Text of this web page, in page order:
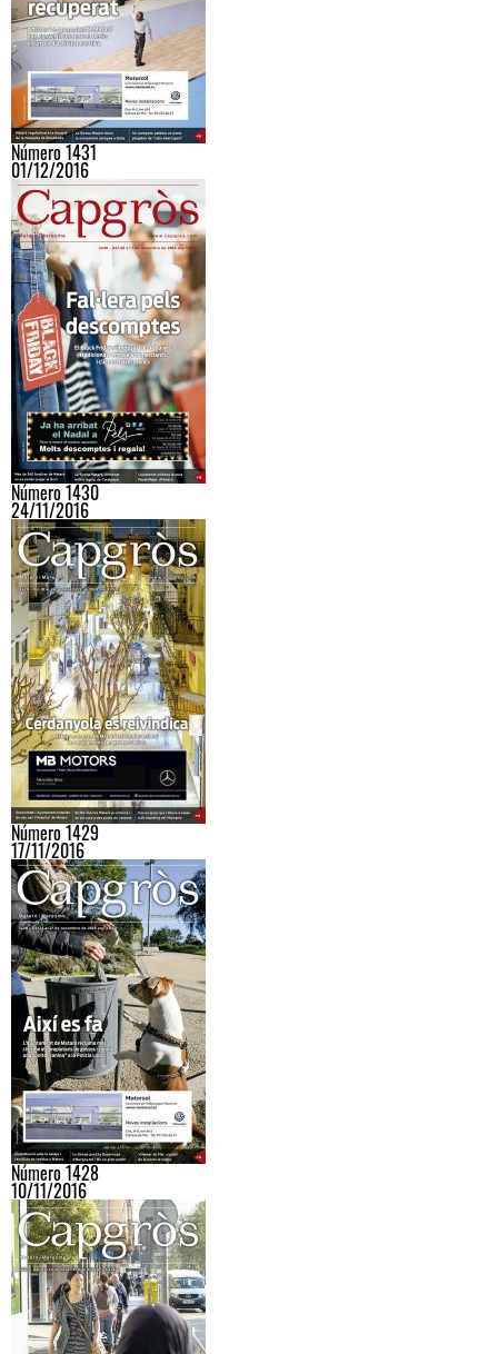
Número 1431
01/12/2016
Número 1430
24/11/2016
Número 1429
17/11/2016
Número 1428
10/11/2016